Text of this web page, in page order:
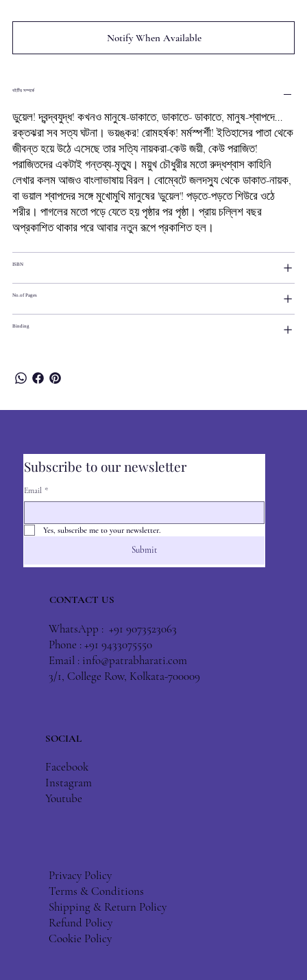
Notify When Available
বইটির সম্পর্কে
ডুয়েল! দ্বন্দ্বযুদ্ধ! কখনও মানুষে-ডাকাতে, ডাকাতে- ডাকাতে, মানুষ-শ্বাপদে...
রক্তঝরা সব সত্য ঘটনা। ভয়ঙ্কর! রোমহর্ষক! মর্মস্পর্শী! ইতিহাসের পাতা থেকে
জীবন্ত হয়ে উঠে এসেছে তার সত্যি নায়করা-কেউ জয়ী, কেউ পরাজিত!
পরাজিতদের একটাই গন্তব্য-মৃত্যু। ময়ুখ চৌধুরীর মতো রুদ্ধশ্বাস কাহিনি
লেখার কলম আজও বাংলাভাষায় বিরল। বোম্বেটে জলদস্যু থেকে ডাকাত-নায়ক,
বা ভয়াল শ্বাপদের সঙ্গে মুখোমুখি মানুষের 'ডুয়েল'! পড়তে-পড়তে শিউরে ওঠে
শরীর। পাগলের মতো পড়ে যেতে হয় পৃষ্ঠার পর পৃষ্ঠা। প্রায় চল্লিশ বছর
অপ্রকাশিত থাকার পরে আবার নতুন রূপে প্রকাশিত হল।
ISBN
No.of Pages
Binding
Subscribe to our newsletter
Email *
Yes, subscribe me to your newsletter.
Submit
CONTACT US
WhatsApp : +91 9073523063
Phone : +91 9433075550
Email : info@patrabharati.com
3/1, College Row, Kolkata-700009
SOCIAL
Facebook
Instagram
Youtube
Privacy Policy
Terms & Conditions
Shipping & Return Policy
Refund Policy
Cookie Policy